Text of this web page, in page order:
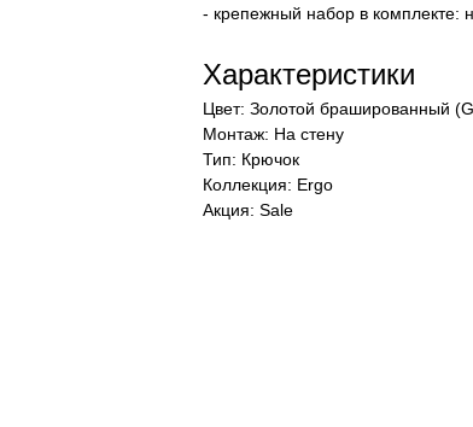
- крепежный набор в комплекте:
Характеристики
Цвет: Золотой брашированный
Монтаж: На стену
Тип: Крючок
Коллекция: Ergo
Акция: Sale